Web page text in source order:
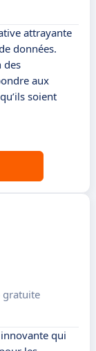
attrayante
données.
des
aux
soient
gratuite
qui